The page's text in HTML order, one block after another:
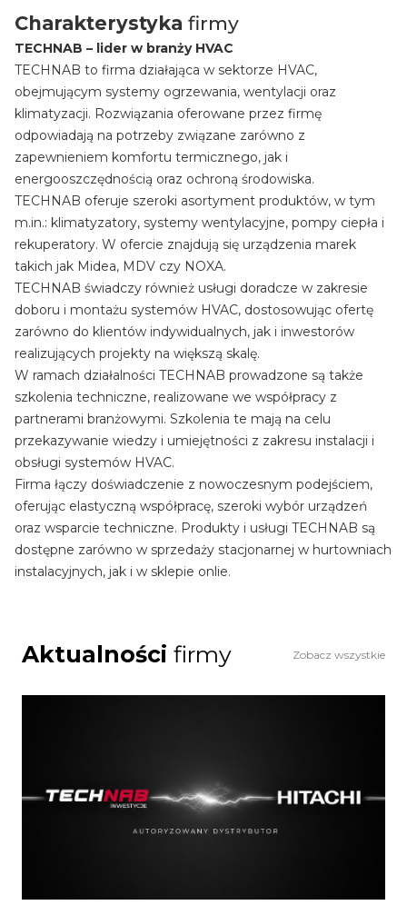
Charakterystyka firmy
TECHNAB – lider w branży HVAC
TECHNAB to firma działająca w sektorze HVAC,
obejmującym systemy ogrzewania, wentylacji oraz
klimatyzacji. Rozwiązania oferowane przez firmę
odpowiadają na potrzeby związane zarówno z
zapewnieniem komfortu termicznego, jak i
energooszczędnością oraz ochroną środowiska.
TECHNAB oferuje szeroki asortyment produktów, w tym
m.in.: klimatyzatory, systemy wentylacyjne, pompy ciepła i
rekuperatory. W ofercie znajdują się urządzenia marek
takich jak Midea, MDV czy NOXA.
TECHNAB świadczy również usługi doradcze w zakresie
doboru i montażu systemów HVAC, dostosowując ofertę
zarówno do klientów indywidualnych, jak i inwestorów
realizujących projekty na większą skalę.
W ramach działalności TECHNAB prowadzone są także
szkolenia techniczne, realizowane we współpracy z
partnerami branżowymi. Szkolenia te mają na celu
przekazywanie wiedzy i umiejętności z zakresu instalacji i
obsługi systemów HVAC.
Firma łączy doświadczenie z nowoczesnym podejściem,
oferując elastyczną współpracę, szeroki wybór urządzeń
oraz wsparcie techniczne. Produkty i usługi TECHNAB są
dostępne zarówno w sprzedaży stacjonarnej w hurtowniach
instalacyjnych, jak i w sklepie onlie.
Aktualności firmy Zobacz wszystkie